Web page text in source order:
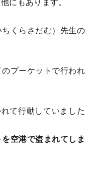
くらさだむ）先生の
プーケットで行われ
て行動していました
空港で盗まれてしま